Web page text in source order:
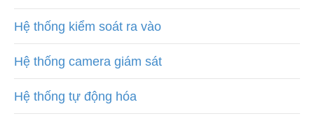
Hệ thống kiểm soát ra vào
Hệ thống camera giám sát
Hệ thống tự động hóa